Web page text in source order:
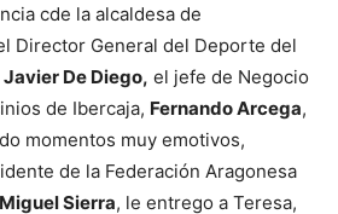
cde la alcaldesa de
Director General del Deporte del
Javier De Diego, el jefe de Negocio
de Ibercaja, Fernando Arcega,
momentos muy emotivos,
de la Federación Aragonesa
Sierra, le entrego a Teresa,